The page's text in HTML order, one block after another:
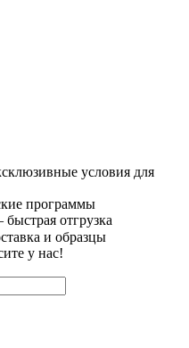
условия для
программы
отгрузка
и образцы
у нас!